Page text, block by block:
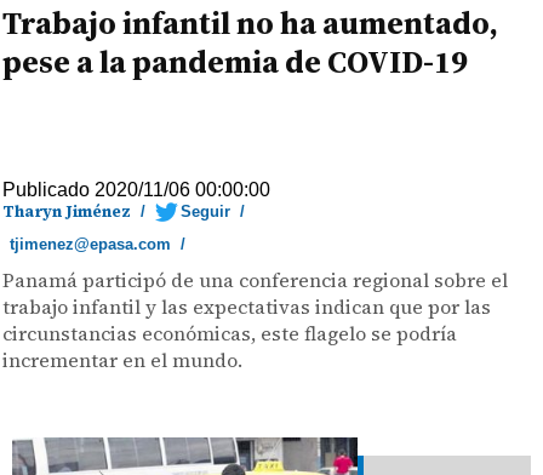
Trabajo infantil no ha aumentado,
pese a la pandemia de COVID-19
Publicado 2020/11/06 00:00:00
Tharyn Jiménez / Seguir /
tjimenez@epasa.com /
Panamá participó de una conferencia regional sobre el
trabajo infantil y las expectativas indican que por las
circunstancias económicas, este flagelo se podría
incrementar en el mundo.